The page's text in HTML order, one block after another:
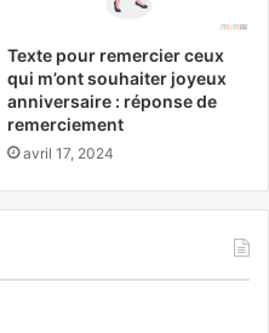
Texte pour remercier ceux
qui m’ont souhaiter joyeux
anniversaire : réponse de
remerciement
avril 17, 2024